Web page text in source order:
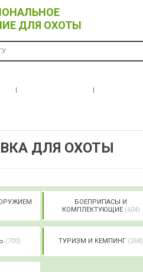
ДЛЯ ОХОТЫ
ДЛЯ ОХОТЫ
БОЕПРИПАСЫ И
КОМПЛЕКТУЮЩИЕ (604)
(700) ТУРИЗМ И КЕМПИНГ (268)